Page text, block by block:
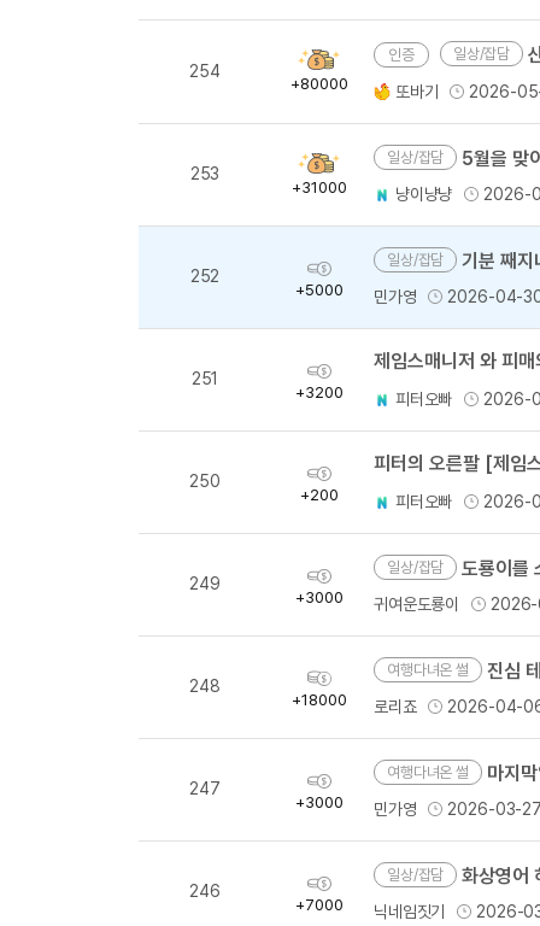
254
획
득
+80000
일상/잡담
또바기 2026-
253
획
득
+31000
일상/잡담 5월을 맞
냥이냥냥 2026-
252
획
득
+5000
일상/잡담 기분 째지
민가영 2026-04-
251
획
득
+3200 피터오빠 2026-
250
획
득
+200
피터의 오른팔 [제임
피터오빠 2026-
249
획
득
+3000
일상/잡담 도룡이를
귀여운도룡이
248
획
득
+18000
여행다녀온 썰 진심
로리죠 2026-04-
247
획
득
+3000
여행다녀온 썰 마지
민가영 2026-03-
246
획
득
+7000
일상/잡담 화상영어
닉네임짓기 2026-